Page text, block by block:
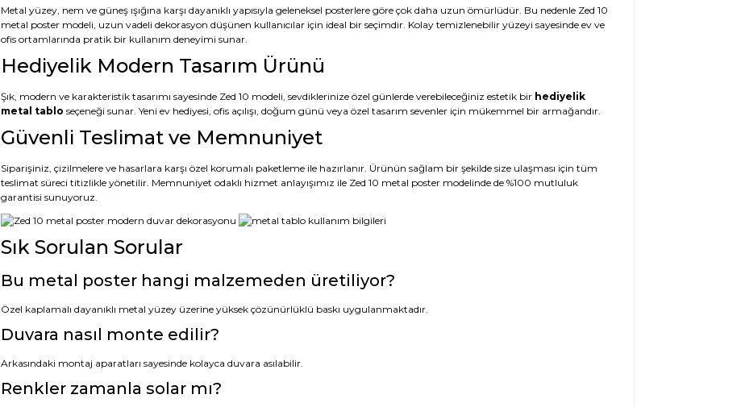
Metal yüzey, nem ve güneş ışığına karşı dayanıklı yapısıyla geleneksel posterlere göre çok daha uzun ömürlüdür. Bu nedenle Zed 10
metal poster modeli, uzun vadeli dekorasyon düşünen kullanıcılar için ideal bir seçimdir. Kolay temizlenebilir yüzeyi sayesinde ev ve
ofis ortamlarında pratik bir kullanım deneyimi sunar.
Hediyelik Modern Tasarım Ürünü
Şık, modern ve karakteristik tasarımı sayesinde Zed 10 modeli, sevdiklerinize özel günlerde verebileceğiniz estetik bir hediyelik
metal tablo seçeneği sunar. Yeni ev hediyesi, ofis açılışı, doğum günü veya özel tasarım sevenler için mükemmel bir armağandır.
Güvenli Teslimat ve Memnuniyet
Siparişiniz, çizilmelere ve hasarlara karşı özel korumalı paketleme ile hazırlanır. Ürünün sağlam bir şekilde size ulaşması için tüm
teslimat süreci titizlikle yönetilir. Memnuniyet odaklı hizmet anlayışımız ile Zed 10 metal poster modelinde de %100 mutluluk
garantisi sunuyoruz.
Sık Sorulan Sorular
Bu metal poster hangi malzemeden üretiliyor?
Özel kaplamalı dayanıklı metal yüzey üzerine yüksek çözünürlüklü baskı uygulanmaktadır.
Duvara nasıl monte edilir?
Arkasındaki montaj aparatları sayesinde kolayca duvara asılabilir.
Renkler zamanla solar mı?